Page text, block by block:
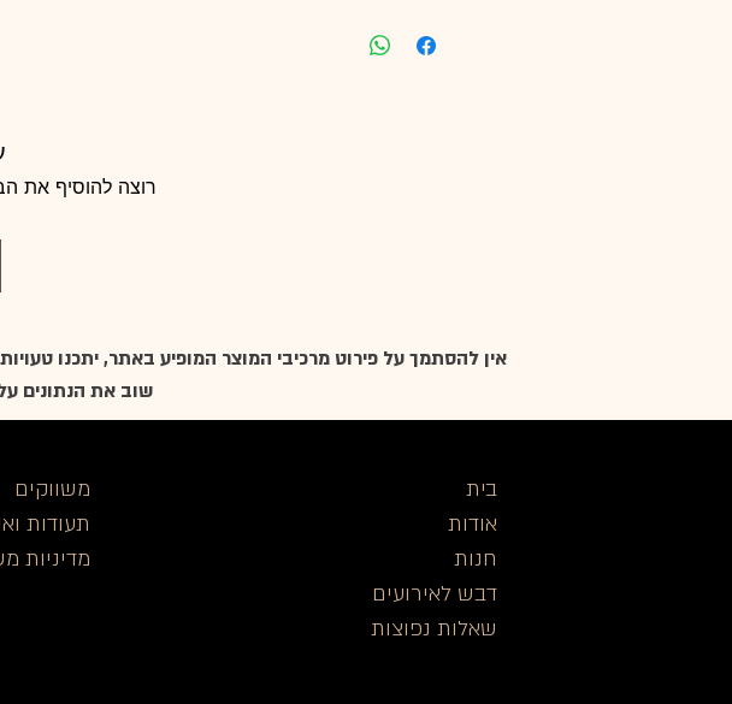
רוצה להוסיף את
אין להסתמך על פירוט מרכיבי המוצר המופיע באתר, יתכנו
שוב את הנתונים
משווקים
תעודות
מדיניות
בית
אודות
חנות
דבש לאירועים
שאלות נפוצות